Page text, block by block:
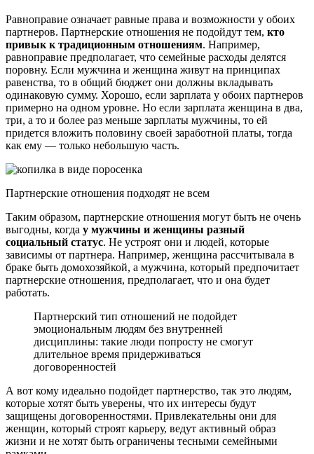
Равноправие означает равные права и возможности у обоих
партнеров. Партнерские отношения не подойдут тем, кто
привык к традиционным отношениям. Например,
равноправие предполагает, что семейные расходы делятся
поровну. Если мужчина и женщина живут на принципах
равенства, то в общий бюджет они должны вкладывать
одинаковую сумму. Хорошо, если зарплата у обоих партнеров
примерно на одном уровне. Но если зарплата женщина в два,
три, а то и более раз меньше зарплаты мужчины, то ей
придется вложить половину своей заработной платы, тогда
как ему — только небольшую часть.
Партнерские отношения подходят не всем
Таким образом, партнерские отношения могут быть не очень
выгодны, когда у мужчины и женщины разный
социальный статус. Не устроят они и людей, которые
зависимы от партнера. Например, женщина рассчитывала в
браке быть домохозяйкой, а мужчина, который предпочитает
партнерские отношения, предполагает, что и она будет
работать.
Партнерский тип отношений не подойдет
эмоциональным людям без внутренней
дисциплины: такие люди попросту не смогут
длительное время придерживаться
договоренностей
А вот кому идеально подойдет партнерство, так это людям,
которые хотят быть уверены, что их интересы будут
защищены договоренностями. Привлекательны они для
женщин, который строят карьеру, ведут активный образ
жизни и не хотят быть ограничены тесными семейными